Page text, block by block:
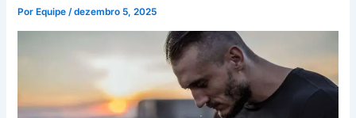
Por Equipe/dezembro 5, 2025